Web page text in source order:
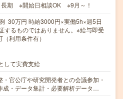
長期 ※開始日相談OK ※9月～！
30万円 時給3000円×実働5h×週5日
するものではありません。※給与即受
利用条件有）
して実費支給
・官公庁や研究開発者との会議参加・
成・データ集計・必要解析データ…